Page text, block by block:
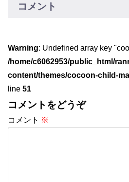
コメント
Warning: Undefined array key
/home/c6062953/public_html/
content/themes/cocoon-child-
line 51
コメントをどうぞ
コメント ※